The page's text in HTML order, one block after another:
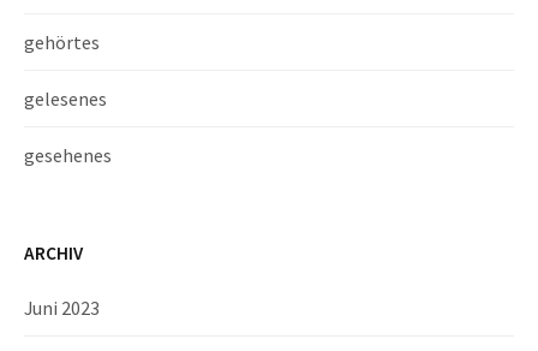
gehörtes
gelesenes
gesehenes
ARCHIV
Juni 2023